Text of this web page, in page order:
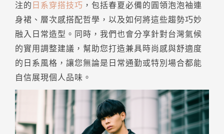
注的 日系穿搭技巧 ，包括春夏必備的圓領泡泡袖連
身裙、層次感搭配哲學，以及如何將這些趨勢巧妙
融入日常造型。同時，我們也會分享針對台灣氣候
的實用調整建議，幫助您打造兼具時尚感與舒適度
的日系風格，讓您無論是日常通勤或特別場合都能
自信展現個人品味。